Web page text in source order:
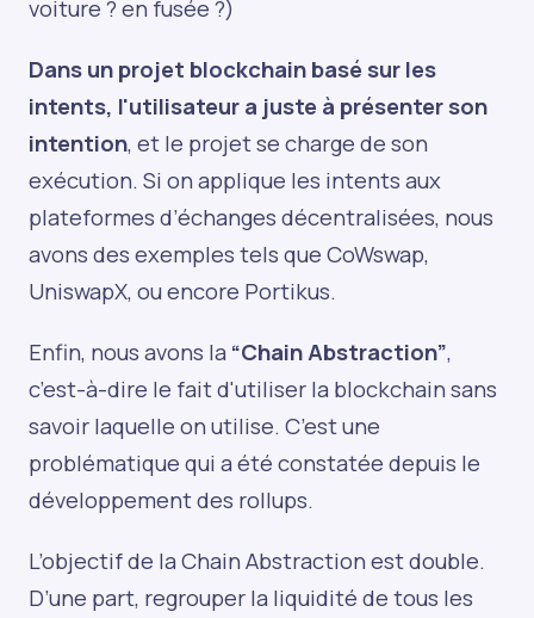
voiture ? en fusée ?)
Dans un projet blockchain basé sur les
intents, l'utilisateur a juste à présenter son
intention, et le projet se charge de son
exécution. Si on applique les intents aux
plateformes d’échanges décentralisées, nous
avons des exemples tels que CoWswap,
UniswapX, ou encore Portikus.
Enfin, nous avons la “Chain Abstraction”,
c’est-à-dire le fait d'utiliser la blockchain sans
savoir laquelle on utilise. C’est une
problématique qui a été constatée depuis le
développement des rollups.
L’objectif de la Chain Abstraction est double.
D’une part, regrouper la liquidité de tous les